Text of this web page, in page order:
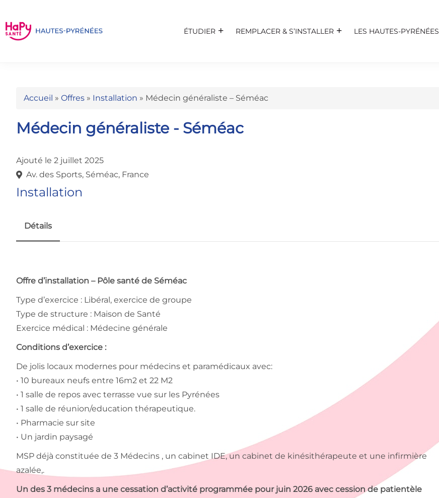
ÉTUDIER REMPLACER & S’INSTALLER LES HAUTES-PYRÉNÉES
Accueil » Offres » Installation » Médecin généraliste – Séméac
Médecin généraliste - Séméac
Ajouté le 2 juillet 2025
Av. des Sports, Séméac, France
Installation
Détails
Offre d’installation – Pôle santé de Séméac
Type d’exercice : Libéral, exercice de groupe
Type de structure : Maison de Santé
Exercice médical : Médecine générale
Conditions d’exercice :
De jolis locaux modernes pour médecins et paramédicaux avec:
• 10 bureaux neufs entre 16m2 et 22 M2
• 1 salle de repos avec terrasse vue sur les Pyrénées
• 1 salle de réunion/education thérapeutique.
• Pharmacie sur site
• Un jardin paysagé
MSP déjà constituée de 3 Médecins , un cabinet IDE, un cabinet de kinésithérapeute et une infirmière
azalée,.
Un des 3 médecins a une cessation d’activité programmée pour juin 2026 avec cession de patientèle